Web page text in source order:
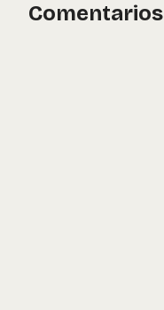
Comentarios